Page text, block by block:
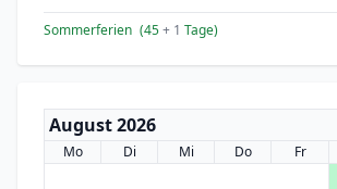
Sommerferien (45+ 1 Tage)
August 2026
Mo Di Mi Do Fr